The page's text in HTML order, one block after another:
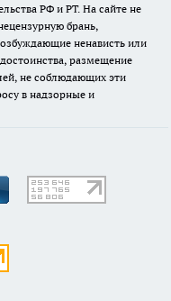
РФ и РТ. На сайте не
брань,
ненависть или
размещение
не соблюдающих эти
в надзорные и